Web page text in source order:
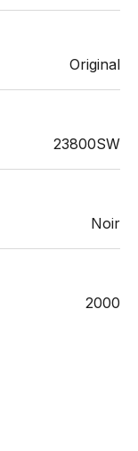
Original
23800SW
Noir
2000